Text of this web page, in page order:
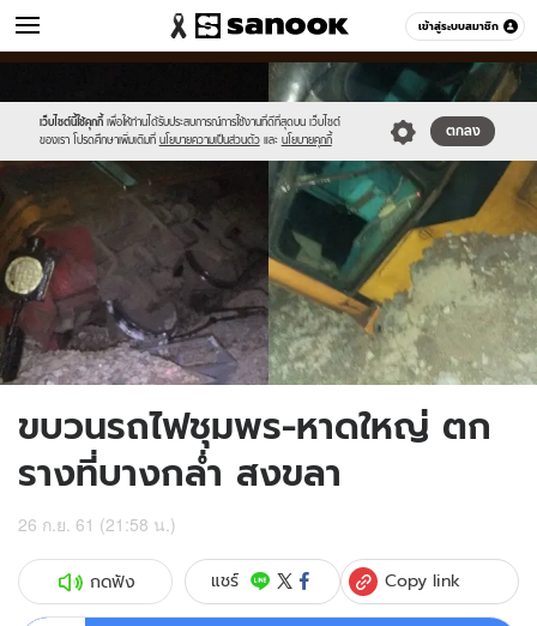
เข้าสู่ระบบสมาชิก
ข่าว หมวดอื่นๆ
เว็บไซต์นี้ใช้คุกกี้ เพื่อให้ท่านได้รับประสบการณ์การใช้งานที่ดีที่สุดบน เว็บไซต์
ของเรา โปรดศึกษาเพิ่มเติมที่ นโยบายความเป็นส่วนตัว และ นโยบายคุกกี้
ตกลง
//s.isanook.com/sr/0/images/logo-
new-
sanook.png
//s.isanook.com/ns/0/ud/1504/7520542/news22.jpg
ขบวนรถไฟชุมพร-หาดใหญ่ ตก
รางที่บางกล่ำ สงขลา
26 ก.ย. 61 (21:58 น.)
กดฟัง แชร์ Copy link